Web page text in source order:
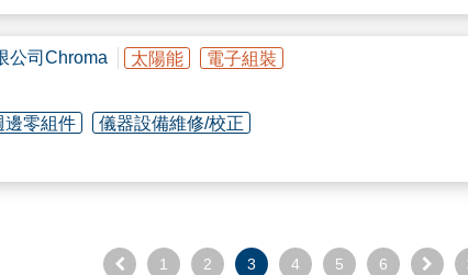
如：隔膜閥、蝶閥、角座閥、截止閥、電磁閥以及測量和控制系統
、PP、PVDF、PFA）、不銹鋼、黃銅、鑄鐵等閥體材料，並有
名客戶之設備上，規格和穩定度也獲得不少客戶信賴，希望有機會
公司Chroma 太陽能 電子組裝
邊零組件 儀器設備維修/校正
1 2 3 4 5 6